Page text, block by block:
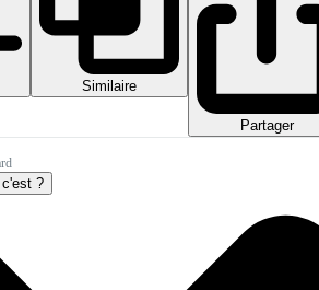
Similaire
Partager
?